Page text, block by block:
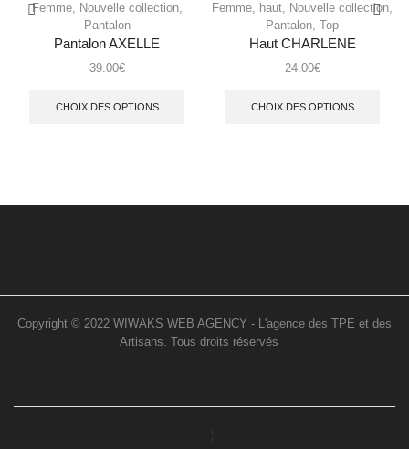
Femme, Nouvelle collection,
Pantalon
Pantalon AXELLE
39.00€
CHOIX DES OPTIONS
Femme, haut, Nouvelle collection,
Pantalon, Top
Haut CHARLENE
24.00€
CHOIX DES OPTIONS
Copyright © 2022 WIWAKS WEB AGENCY - L'agence des TPE et des
Artisans. Tous droits réservés